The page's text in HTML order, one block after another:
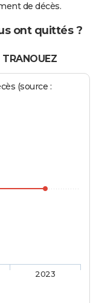
de décès.
ont quittés ?
(source :
2023